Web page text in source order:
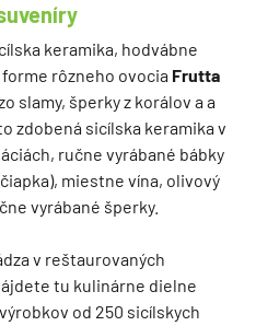
keramika, hodvábne
rôzneho ovocia Frutta
slamy, šperky z korálov a a
zdobená sicílska keramika v
ručne vyrábané bábky
miestne vína, olivový
vyrábané šperky.
v reštaurovaných
tu kulinárne dielne
od 250 sicílskych